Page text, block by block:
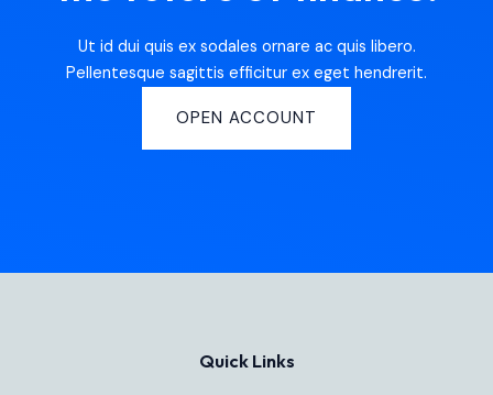
Ut id dui quis ex sodales ornare ac quis libero.
Pellentesque sagittis efficitur ex eget hendrerit.
OPEN ACCOUNT
Quick Links